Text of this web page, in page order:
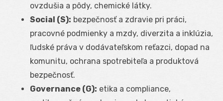
ovzdušia a pôdy, chemické látky.
Social (S): bezpečnosť a zdravie pri práci,
pracovné podmienky a mzdy, diverzita a inklúzia,
ľudské práva v dodávateľskom reťazci, dopad na
komunitu, ochrana spotrebiteľa a produktová
bezpečnosť.
Governance (G): etika a compliance,